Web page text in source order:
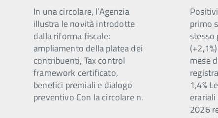
In una circolare, l’Agenzia
illustra le novità introdotte
dalla riforma fiscale:
ampliamento della platea dei
contribuenti, Tax control
framework certificato,
benefici premiali e dialogo
preventivo Con la circolare n.
primo
stesso
mese
1,4%
2026